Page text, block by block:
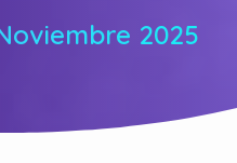
2025